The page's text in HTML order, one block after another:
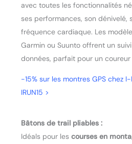
avec toutes les fonctionnalités
ses performances, son dénivelé,
fréquence cardiaque. Les
Garmin ou Suunto offrent un
données, parfait pour un
-15% sur les montres GPS chez
IRUN15 >
Bâtons de trail pliables :
Idéals pour lescourses en